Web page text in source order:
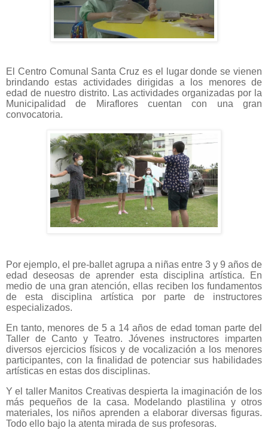
El Centro Comunal Santa Cruz es el lugar donde se vienen
brindando estas actividades dirigidas a los menores de
edad de nuestro distrito. Las actividades organizadas por la
Municipalidad de Miraflores cuentan con una gran
convocatoria.
Por ejemplo, el pre-ballet agrupa a niñas entre 3 y 9 años de
edad deseosas de aprender esta disciplina artística. En
medio de una gran atención, ellas reciben los fundamentos
de esta disciplina artística por parte de instructores
especializados.
En tanto, menores de 5 a 14 años de edad toman parte del
Taller de Canto y Teatro. Jóvenes instructores imparten
diversos ejercicios físicos y de vocalización a los menores
participantes, con la finalidad de potenciar sus habilidades
artísticas en estas dos disciplinas.
Y el taller Manitos Creativas despierta la imaginación de los
más pequeños de la casa. Modelando plastilina y otros
materiales, los niños aprenden a elaborar diversas figuras.
Todo ello bajo la atenta mirada de sus profesoras.